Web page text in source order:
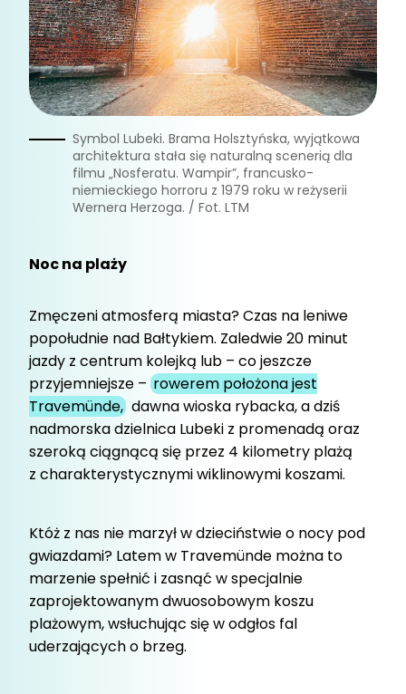
Symbol Lubeki. Brama Holsztyńska, wyjątkowa
architektura stała się naturalną scenerią dla
filmu „Nosferatu. Wampir”, francusko-
niemieckiego horroru z 1979 roku w reżyserii
Wernera Herzoga. / Fot. LTM
Noc na plaży
Zmęczeni atmosferą miasta? Czas na leniwe
popołudnie nad Bałtykiem. Zaledwie 20 minut
jazdy z centrum kolejką lub – co jeszcze
przyjemniejsze – rowerem położona jest
Travemünde, dawna wioska rybacka, a dziś
nadmorska dzielnica Lubeki z promenadą oraz
szeroką ciągnącą się przez 4 kilometry plażą
z charakterystycznymi wiklinowymi koszami.
Któż z nas nie marzył w dzieciństwie o nocy pod
gwiazdami? Latem w Travemünde można to
marzenie spełnić i zasnąć w specjalnie
zaprojektowanym dwuosobowym koszu
plażowym, wsłuchując się w odgłos fal
uderzających o brzeg.